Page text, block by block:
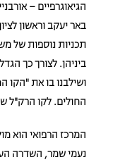
הגיאוגרפיים –
באר יעקב וראשון
תכניות נוספות של
ביניהן. לצורך כך
ושילבנו בו את "הקו
החולים. לקו הרק"ל
המרכז הרפואי הוא
נעמי שמר, השדרה